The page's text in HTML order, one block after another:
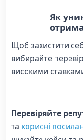
Як
Щоб захистити
вибирайте
високими
Перевіряйте
та корисні